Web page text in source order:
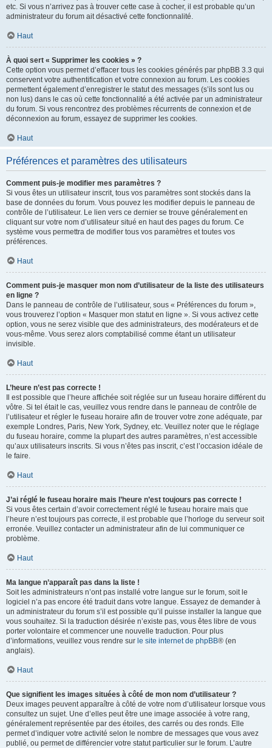
etc. Si vous n’arrivez pas à trouver cette case à cocher, il est probable qu’un
administrateur du forum ait désactivé cette fonctionnalité.
Haut
À quoi sert « Supprimer les cookies » ?
Cette option vous permet d’effacer tous les cookies générés par phpBB 3.3 qui
conservent votre authentification et votre connexion au forum. Les cookies
permettent également d’enregistrer le statut des messages (s’ils sont lus ou
non lus) dans le cas où cette fonctionnalité a été activée par un administrateur
du forum. Si vous rencontrez des problèmes récurrents de connexion et de
déconnexion au forum, essayez de supprimer les cookies.
Haut
Préférences et paramètres des utilisateurs
Comment puis-je modifier mes paramètres ?
Si vous êtes un utilisateur inscrit, tous vos paramètres sont stockés dans la
base de données du forum. Vous pouvez les modifier depuis le panneau de
contrôle de l’utilisateur. Le lien vers ce dernier se trouve généralement en
cliquant sur votre nom d’utilisateur situé en haut des pages du forum. Ce
système vous permettra de modifier tous vos paramètres et toutes vos
préférences.
Haut
Comment puis-je masquer mon nom d’utilisateur de la liste des utilisateurs
en ligne ?
Dans le panneau de contrôle de l’utilisateur, sous « Préférences du forum »,
vous trouverez l’option « Masquer mon statut en ligne ». Si vous activez cette
option, vous ne serez visible que des administrateurs, des modérateurs et de
vous-même. Vous serez alors comptabilisé comme étant un utilisateur
invisible.
Haut
L’heure n’est pas correcte !
Il est possible que l’heure affichée soit réglée sur un fuseau horaire différent du
vôtre. Si tel était le cas, veuillez vous rendre dans le panneau de contrôle de
l’utilisateur et régler le fuseau horaire afin de trouver votre zone adéquate, par
exemple Londres, Paris, New York, Sydney, etc. Veuillez noter que le réglage
du fuseau horaire, comme la plupart des autres paramètres, n’est accessible
qu’aux utilisateurs inscrits. Si vous n’êtes pas inscrit, c’est l’occasion idéale de
le faire.
Haut
J’ai réglé le fuseau horaire mais l’heure n’est toujours pas correcte !
Si vous êtes certain d’avoir correctement réglé le fuseau horaire mais que
l’heure n’est toujours pas correcte, il est probable que l’horloge du serveur soit
erronée. Veuillez contacter un administrateur afin de lui communiquer ce
problème.
Haut
Ma langue n’apparaît pas dans la liste !
Soit les administrateurs n’ont pas installé votre langue sur le forum, soit le
logiciel n’a pas encore été traduit dans votre langue. Essayez de demander à
un administrateur du forum s’il est possible qu’il puisse installer la langue que
vous souhaitez. Si la traduction désirée n’existe pas, vous êtes libre de vous
porter volontaire et commencer une nouvelle traduction. Pour plus
d’informations, veuillez vous rendre sur le site internet de phpBB® (en
anglais).
Haut
Que signifient les images situées à côté de mon nom d’utilisateur ?
Deux images peuvent apparaître à côté de votre nom d’utilisateur lorsque vous
consultez un sujet. Une d’elles peut être une image associée à votre rang,
généralement représentée par des étoiles, des carrés ou des ronds. Elle
permet d’indiquer votre activité selon le nombre de messages que vous avez
publié, ou permet de différencier votre statut particulier sur le forum. L’autre